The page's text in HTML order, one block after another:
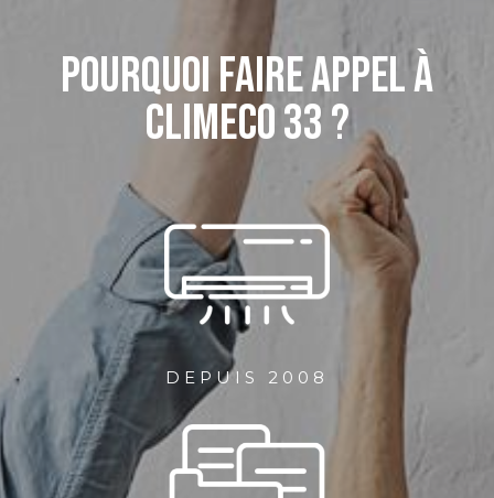
Pourquoi faire appel à
CLIMECO 33 ?
DEPUIS 2008